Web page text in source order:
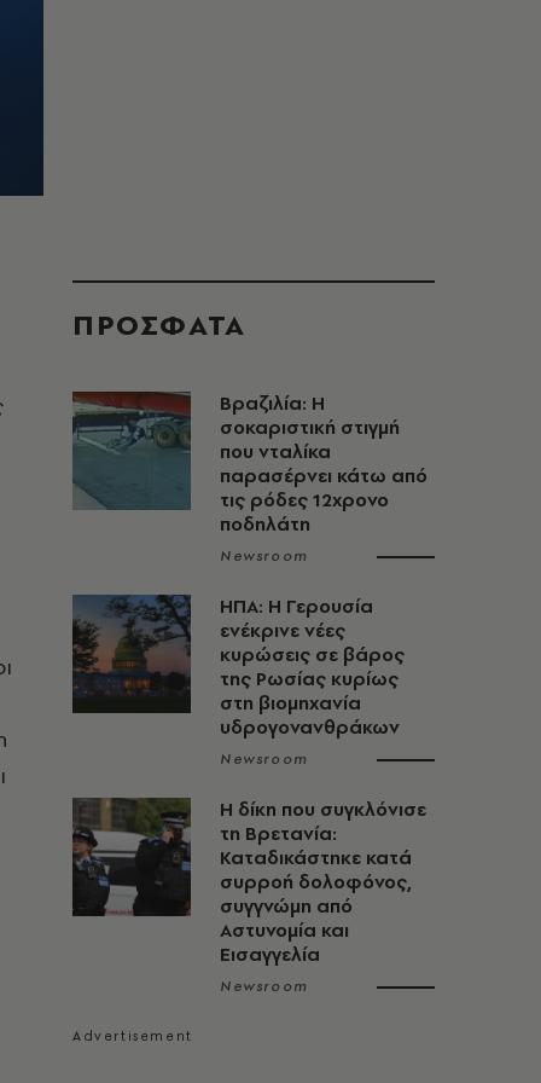
ΠΡΟΣΦΑΤΑ
Βραζιλία: Η
σοκαριστική στιγμή
που νταλίκα
παρασέρνει κάτω από
τις ρόδες 12χρονο
ποδηλάτη
Newsroom
ΗΠΑ: Η Γερουσία
ενέκρινε νέες
κυρώσεις σε βάρος
της Ρωσίας κυρίως
στη βιομηχανία
υδρογονανθράκων
Newsroom
H δίκη που συγκλόνισε
τη Βρετανία:
Καταδικάστηκε κατά
συρροή δολοφόνος,
συγγνώμη από
Αστυνομία και
Εισαγγελία
Newsroom